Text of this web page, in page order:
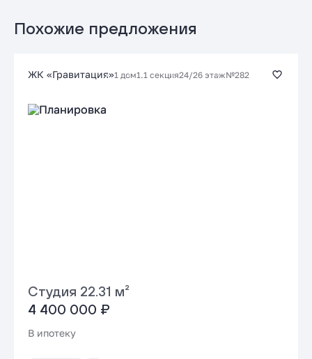
Похожие предложения
ЖК «Гравитация»1 дом1.1 секция24/26 этаж№282
Студия 22.31 м²
4 400 000 ₽
В ипотеку